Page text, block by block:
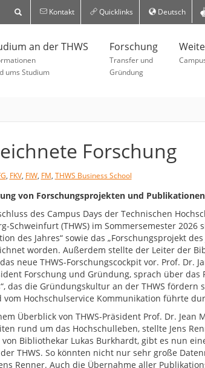
Kontakt Quicklinks Deutsch
an der THWS
ums Studium
Forschung
Transfer und
Gründung
Forschung
, FKV, FIW, FM, THWS Business School
von Forschungsprojekten und Publikationen
des Campus Days der Technischen
Schweinfurt (THWS) im Sommersemester 2026
des Jahres“ sowie das „Forschungsprojekt des
worden. Außerdem stellte der Leiter der
neue THWS-Forschungscockpit vor. Prof. Dr.
Forschung und Gründung, sprach über das
das die Gründungskultur an der THWS fördern
vom Hochschulservice Kommunikation führte
Überblick von THWS-Präsident Prof. Dr. Jean
rund um das Hochschulleben, stellte Jens
Bibliothekar Lukas Burkhardt, gibt es nun
THWS. So könnten nicht nur sehr große
Renner. Auch die Übernahme aller